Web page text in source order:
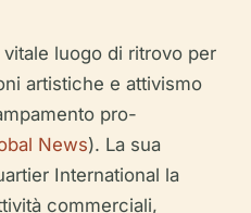
luogo di ritrovo per
artistiche e attivismo
pro-
News). La sua
International la
commerciali,